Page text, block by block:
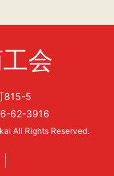
会
815-5
62-3916
All Rights Reserved.